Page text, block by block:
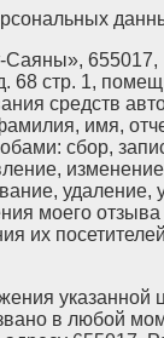
655017,
68 стр. 1,
средств
имя,
сбор,
удаление,
моего
их
указанной
в любой